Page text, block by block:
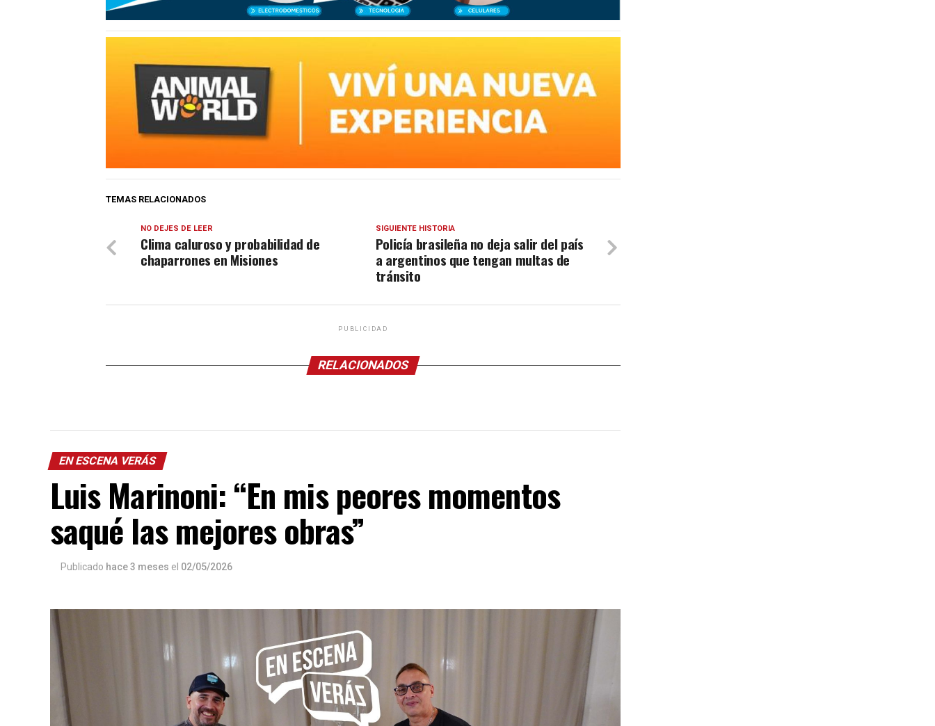
TEMAS RELACIONADOS
SIGUIENTE HISTORIA
Policía brasileña no deja salir del país
a argentinos que tengan multas de
tránsito
NO DEJES DE LEER
Clima caluroso y probabilidad de
chaparrones en Misiones
PUBLICIDAD
RELACIONADOS
EN ESCENA VERÁS
Luis Marinoni: “En mis peores momentos
saqué las mejores obras”
Publicado hace 3 meses el 02/05/2026